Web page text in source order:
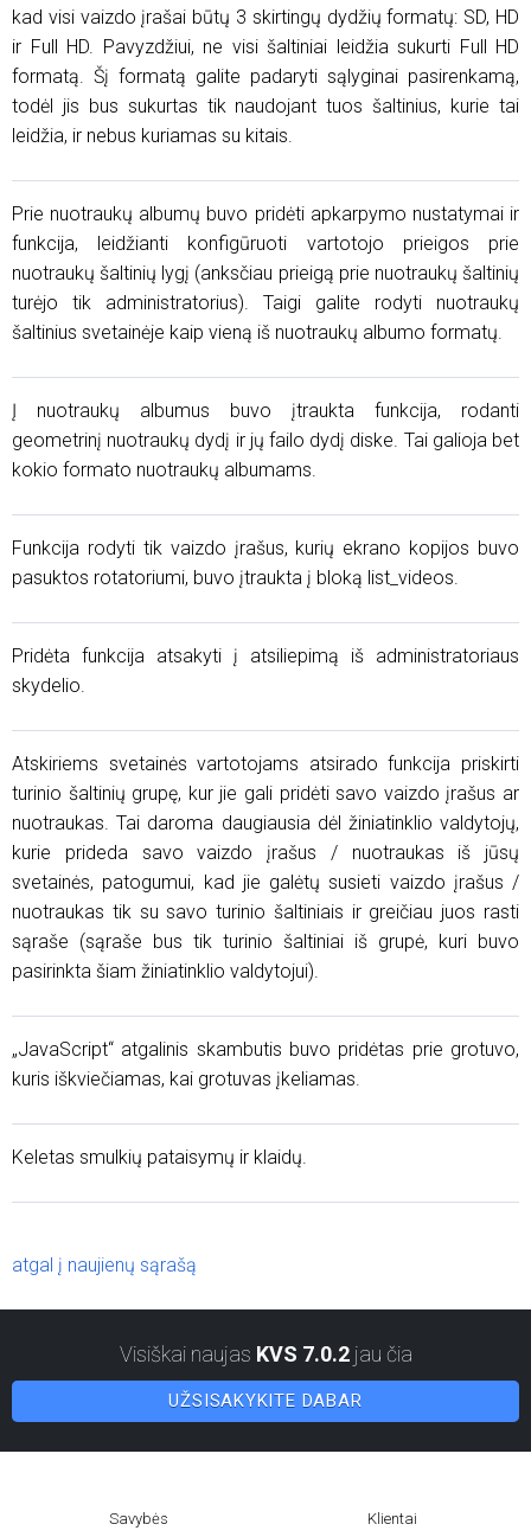
kad visi vaizdo įrašai būtų 3 skirtingų dydžių formatų: SD, HD
ir Full HD. Pavyzdžiui, ne visi šaltiniai leidžia sukurti Full HD
formatą. Šį formatą galite padaryti sąlyginai pasirenkamą,
todėl jis bus sukurtas tik naudojant tuos šaltinius, kurie tai
leidžia, ir nebus kuriamas su kitais.
Prie nuotraukų albumų buvo pridėti apkarpymo nustatymai ir
funkcija, leidžianti konfigūruoti vartotojo prieigos prie
nuotraukų šaltinių lygį (anksčiau prieigą prie nuotraukų šaltinių
turėjo tik administratorius). Taigi galite rodyti nuotraukų
šaltinius svetainėje kaip vieną iš nuotraukų albumo formatų.
Į nuotraukų albumus buvo įtraukta funkcija, rodanti
geometrinį nuotraukų dydį ir jų failo dydį diske. Tai galioja bet
kokio formato nuotraukų albumams.
Funkcija rodyti tik vaizdo įrašus, kurių ekrano kopijos buvo
pasuktos rotatoriumi, buvo įtraukta į bloką list_videos.
Pridėta funkcija atsakyti į atsiliepimą iš administratoriaus
skydelio.
Atskiriems svetainės vartotojams atsirado funkcija priskirti
turinio šaltinių grupę, kur jie gali pridėti savo vaizdo įrašus ar
nuotraukas. Tai daroma daugiausia dėl žiniatinklio valdytojų,
kurie prideda savo vaizdo įrašus / nuotraukas iš jūsų
svetainės, patogumui, kad jie galėtų susieti vaizdo įrašus /
nuotraukas tik su savo turinio šaltiniais ir greičiau juos rasti
sąraše (sąraše bus tik turinio šaltiniai iš grupė, kuri buvo
pasirinkta šiam žiniatinklio valdytojui).
„JavaScript“ atgalinis skambutis buvo pridėtas prie grotuvo,
kuris iškviečiamas, kai grotuvas įkeliamas.
Keletas smulkių pataisymų ir klaidų.
atgal į naujienų sąrašą
Visiškai naujas KVS 7.0.2jau čia
UŽSISAKYKITE DABAR
Savybės Klientai